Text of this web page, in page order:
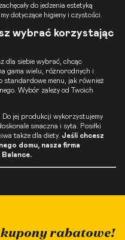
do jedzenia estetyką
dotyczące higieny i czystości.
wybrać korzystając
dla siebie wybrać, chcąc
gama wielu, różnorodnych i
standardowe menu, jak również
Wybór zależy od Twoich
Do jej produkcji wykorzystujemy
smaczna i syta. Posiłki
także dla diety. Jeśli chcesz
domu, nasza firma
.
rabatowe!